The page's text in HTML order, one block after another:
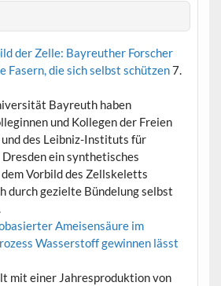
der Zelle: Bayreuther Forscher
Fasern, die sich selbst schützen7.
Bayreuth haben
und Kollegen der Freien
des Leibniz-Instituts für
ein synthetisches
Vorbild des Zellskeletts
durch gezielte Bündelung selbst
Ameisensäure im
Wasserstoff gewinnen lässt
mit einer Jahresproduktion von